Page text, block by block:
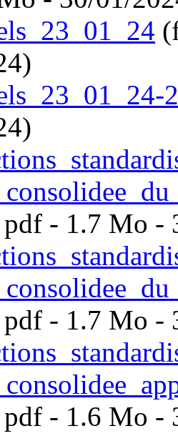
2
- 1.7 Mo -
- 1.7 Mo -
- 1.6 Mo -